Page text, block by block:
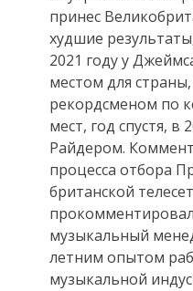
принес
худшие
2021 году у
местом для
рекордсменом по
мест, год спустя, в
Райдером.
процесса отбора
британской
музыкальный
летним опытом
музыкальной